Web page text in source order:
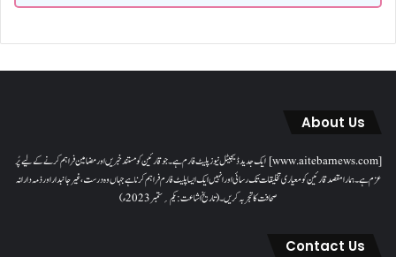
About Us
[www.aitebarnews.com] ایک جدید ڈیجیٹل نیوز پلیٹ فارم ہے۔ جو قارئین کو مستند خبریں اور مضامین فراہم کرنے کے لیے پُر
عزم ہے۔ ہمارا مقصدقارئین کو معیاری تخلیقات تک رسائی اور انہیں ایک ایسا پلیٹ فارم فراہم کرنا ہے جہاں وہ درست، غیر جانبدار اور ذمہ دارانہ
صحافت کا تجربہ کریں۔( تاریخ اشاعت : یکم؍ ستمبر 2023ء)
Contact Us